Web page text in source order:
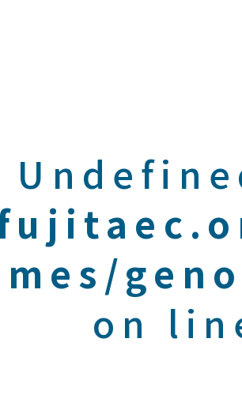
on